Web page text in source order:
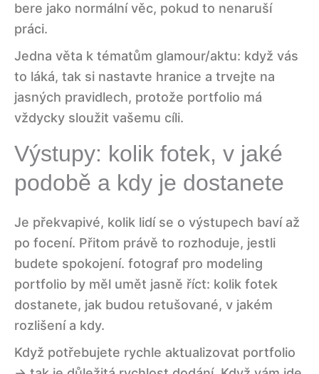
bere jako normální věc, pokud to nenaruší
práci.
Jedna věta k tématům glamour/aktu: když vás
to láká, tak si nastavte hranice a trvejte na
jasných pravidlech, protože portfolio má
vždycky sloužit vašemu cíli.
Výstupy: kolik fotek, v jaké
podobě a kdy je dostanete
Je překvapivé, kolik lidí se o výstupech baví až
po focení. Přitom právě to rozhoduje, jestli
budete spokojení. fotograf pro modeling
portfolio by měl umět jasně říct: kolik fotek
dostanete, jak budou retušované, v jakém
rozlišení a kdy.
Když potřebujete rychle aktualizovat portfolio